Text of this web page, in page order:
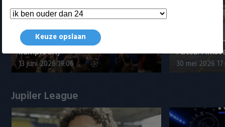
Tigers Roermond - Futsal
Amsterdam 3-0 (Roermond
kampioen)
13 juni 2026 19:06
Futsal
30 mei 2026
Jupiler League
Keuze opslaan